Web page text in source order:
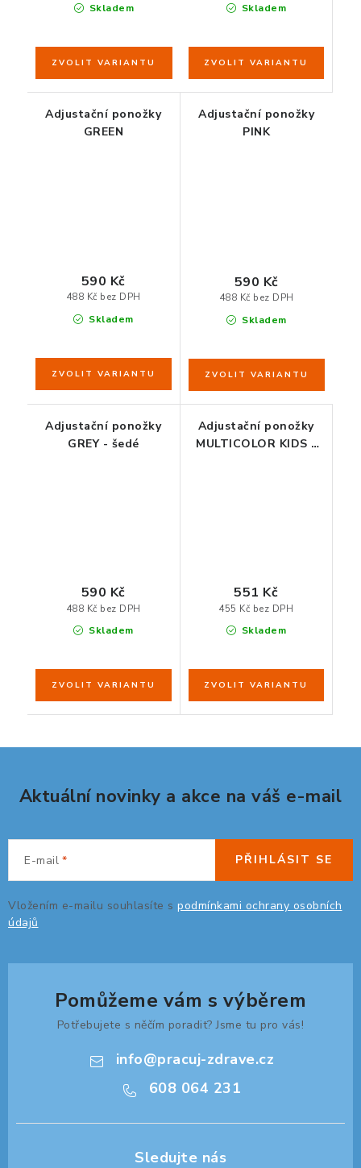
Skladem Skladem
Adjustační ponožky
GREEN
Skladem
488 Kč bez DPH
590 Kč
Adjustační ponožky
PINK
Skladem
488 Kč bez DPH
590 Kč
Adjustační ponožky
GREY - šedé
Skladem
488 Kč bez DPH
590 Kč
Adjustační ponožky
MULTICOLOR KIDS -
Skladem
455 Kč bez DPH
551 Kč
Aktuální novinky a akce na váš e-mail
E-mail
Vložením e-mailu souhlasíte s podmínkami ochrany osobních
údajů
PŘIHLÁSIT SE
Pomůžeme vám s výběrem
Potřebujete s něčím poradit? Jsme tu pro vás!
info@pracuj-zdrave.cz
608 064 231